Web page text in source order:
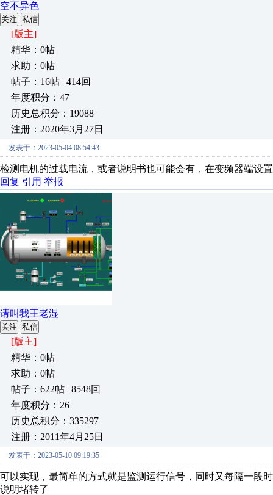
空不异色
关注 私信
[版主]
精华：0帖
求助：0帖
帖子：16帖 | 414回
年度积分：47
历史总积分：19088
注册：2020年3月27日
发表于：2023-05-04 08:54:43
检测电机的过载电流，或者说明书也可能会有，在变频器端设
回复 引用 举报
请叫我王老湿
关注 私信
[版主]
精华：0帖
求助：0帖
帖子：622帖 | 8548回
年度积分：26
历史总积分：335297
注册：2011年4月25日
发表于：2023-05-10 09:19:35
可以实现，最简单的方式就是监测运行信号，同时又每隔一段
说明堵转了